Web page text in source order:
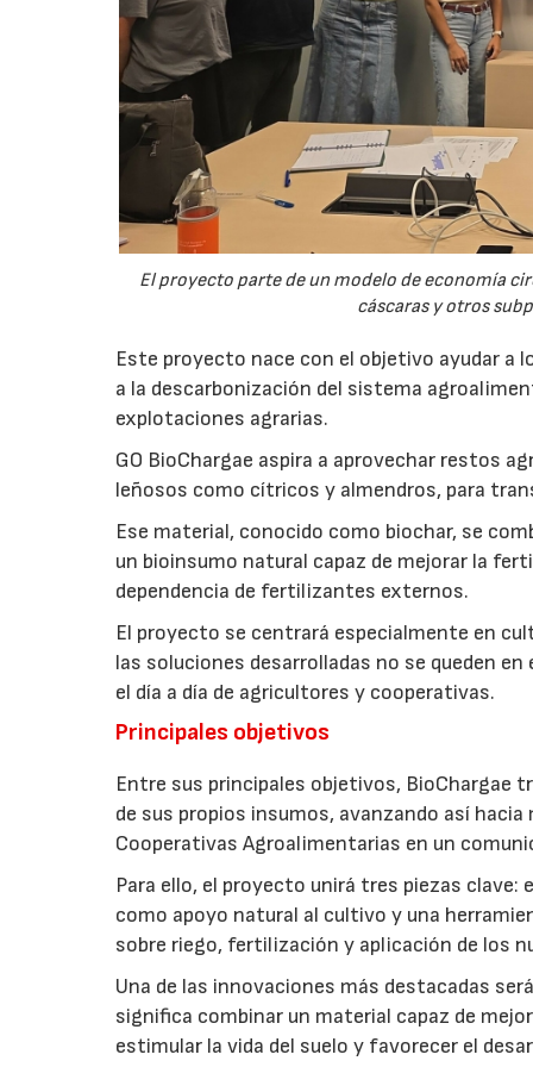
El proyecto parte de un modelo de economía
cáscaras y otros
Este proyecto nace con el objetivo ayudar
a la descarbonización del sistema
explotaciones agrarias.
GO BioChargae aspira a aprovechar restos
leñosos como cítricos y almendros, para
Ese material, conocido como biochar, se
un bioinsumo natural capaz de mejorar la
dependencia de fertilizantes externos.
El proyecto se centrará especialmente en
las soluciones desarrolladas no se queden
el día a día de agricultores y cooperativas.
Principales objetivos
Entre sus principales objetivos, BioChargae
de sus propios insumos, avanzando así
Cooperativas Agroalimentarias en un
Para ello, el proyecto unirá tres piezas
como apoyo natural al cultivo y una
sobre riego, fertilización y aplicación de los
Una de las innovaciones más destacadas
significa combinar un material capaz de
estimular la vida del suelo y favorecer el